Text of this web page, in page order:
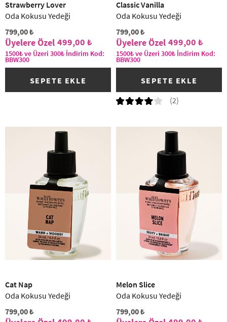
Strawberry Lover
Oda Kokusu Yedeği
799,00 ₺
499,00 ₺
1500₺ ve Üzeri 300₺ İndirim Kod:
BBW300
SEPETE EKLE
Classic Vanilla
Oda Kokusu Yedeği
799,00 ₺
499,00 ₺
1500₺ ve Üzeri 300₺ İndirim Kod:
BBW300
(2)
SEPETE EKLE
Cat Nap
Oda Kokusu Yedeği
799,00 ₺
Melon Slice
Oda Kokusu Yedeği
799,00 ₺